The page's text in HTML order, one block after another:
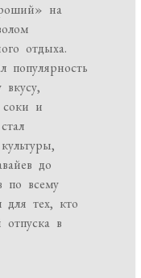
на
отдыха.
популярность
вкусу,
и
до
по всему
тех, кто
отпуска в